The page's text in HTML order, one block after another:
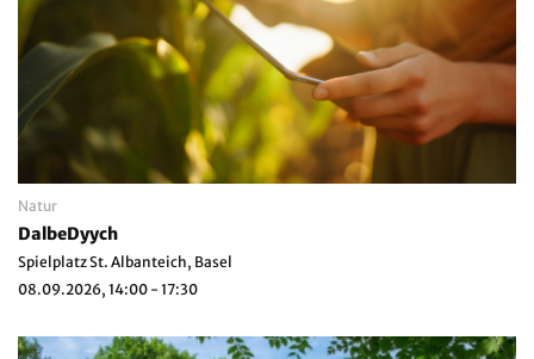
Natur
DalbeDyych
Spielplatz St. Albanteich, Basel
08.09.2026, 14:00 - 17:30